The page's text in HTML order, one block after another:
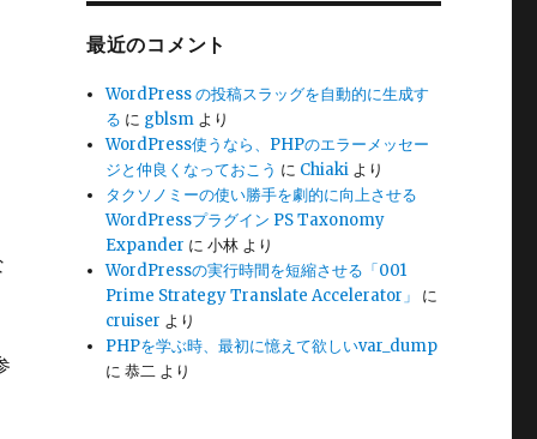
最近のコメント
WordPress の投稿スラッグを自動的に生成す
る に gblsm より
WordPress使うなら、PHPのエラーメッセー
ジと仲良くなっておこう に Chiaki より
タクソノミーの使い勝手を劇的に向上させる
WordPressプラグイン PS Taxonomy
Expander に小林 より
WordPressの実行時間を短縮させる「001
Prime Strategy Translate Accelerator」
に
cruiser より
PHPを学ぶ時、最初に憶えて欲しいvar_dump
に恭二 より